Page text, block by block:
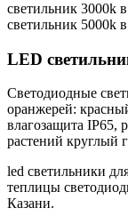
светильник 3000k
светильник 5000k
LED
Светодиодные
оранжерей:
влагозащита IP65,
растений круглый
led светильники
теплицы
Казани.